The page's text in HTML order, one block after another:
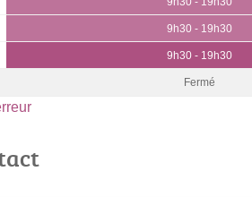
9h30 - 19h30
9h30 - 19h30
Fermé